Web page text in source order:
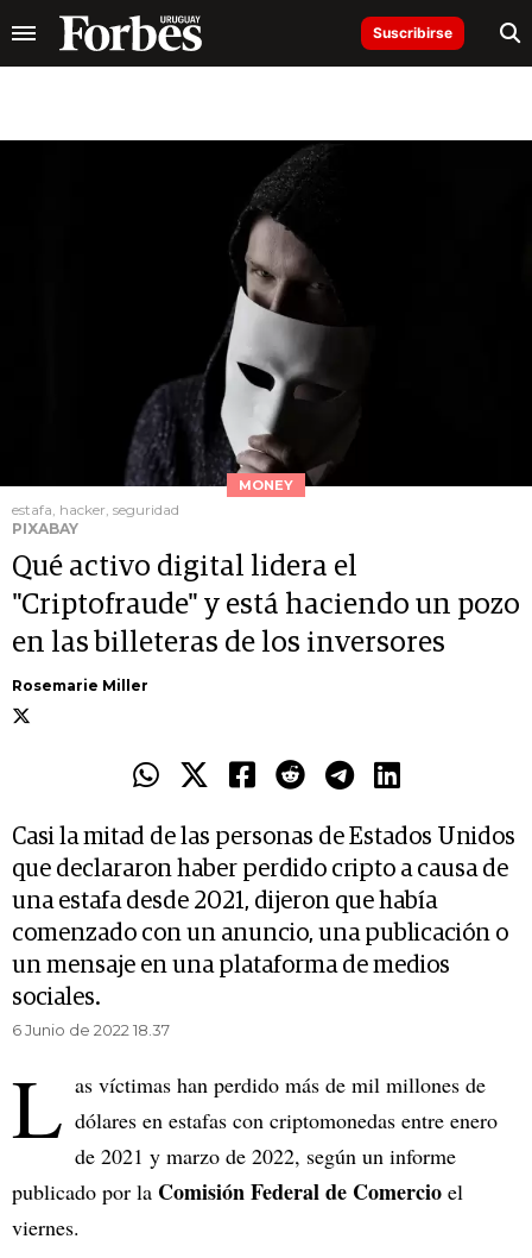
Suscribirse
MONEY
estafa, hacker, seguridad
PIXABAY
Qué activo digital lidera el
"Criptofraude" y está haciendo un pozo
en las billeteras de los inversores
Rosemarie Miller
Casi la mitad de las personas de Estados Unidos
que declararon haber perdido cripto a causa de
una estafa desde 2021, dijeron que había
comenzado con un anuncio, una publicación o
un mensaje en una plataforma de medios
sociales.
6 Junio de 2022 18.37
L as víctimas han perdido más de mil millones de
dólares en estafas con criptomonedas entre enero
de 2021 y marzo de 2022, según un informe
publicado por la Comisión Federal de Comercio el
viernes.